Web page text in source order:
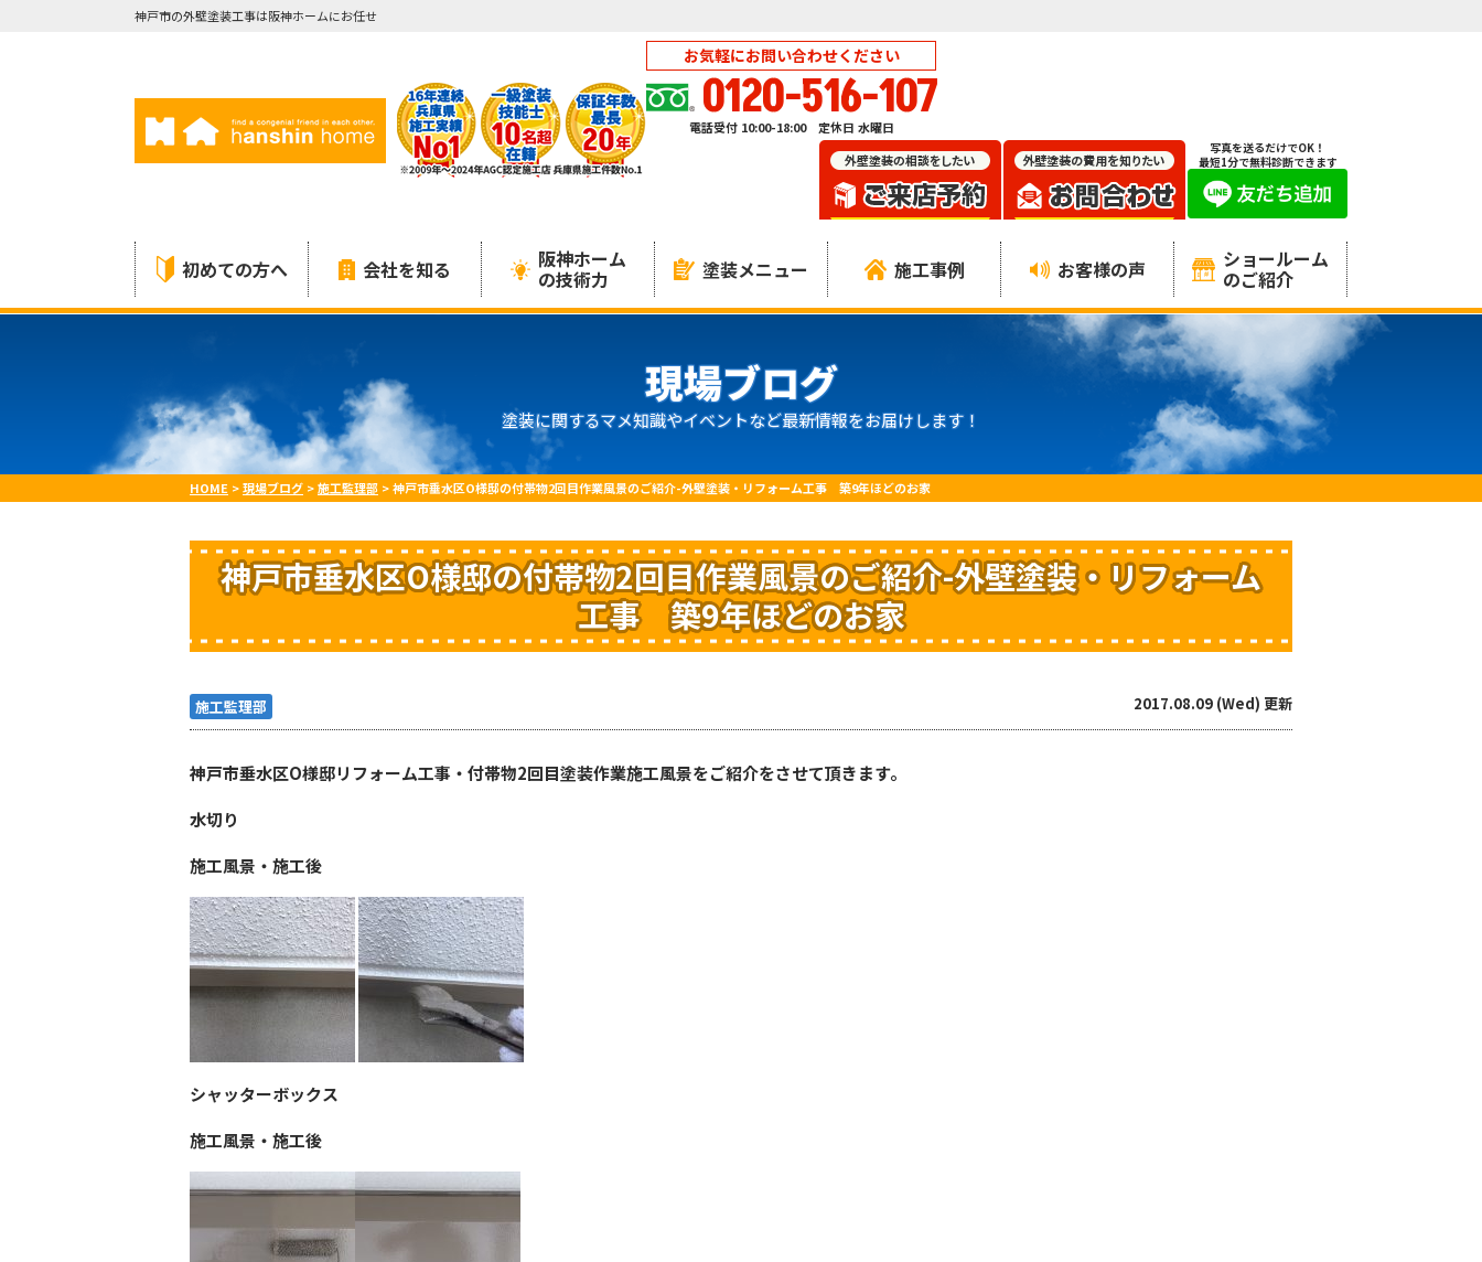
神戸市の外壁塗装工事は阪神ホームにお任せ
お気軽にお問い合わせください
0120-516-107
電話受付 10:00-18:00 定休日 水曜日
写真を送るだけでOK！
最短1分で無料診断できます
初めての方へ 会社を知る 阪神ホーム
の技術力 塗装メニュー 施工事例 お客様の声 ショールーム
のご紹介
現場ブログ
塗装に関するマメ知識やイベントなど最新情報をお届けします！
HOME >現場ブログ >施工監理部 >神戸市垂水区O様邸の付帯物2回目作業風景のご紹介-外壁塗装・リフォーム工事 築9年ほどのお家
神戸市垂水区O様邸の付帯物2回目作業風景のご紹介-外壁塗装・リフォーム
工事 築9年ほどのお家
施工監理部 2017.08.09 (Wed) 更新
神戸市垂水区O様邸リフォーム工事・付帯物2回目塗装作業施工風景をご紹介をさせて頂きます。
水切り
施工風景・施工後
シャッターボックス
施工風景・施工後